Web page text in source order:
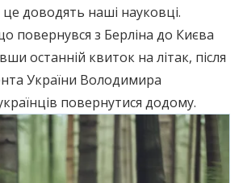
це доводять наші науковці.
повернувся з Берліна до Києва
останній квиток на літак, після
України Володимира
повернутися додому.